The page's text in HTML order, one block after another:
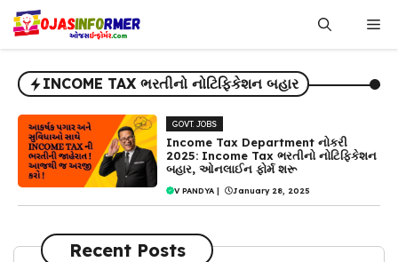
Skip
content
INCOME TAX ભરતીનો નોટિફિકેશન બહાર
GOVT. JOBS
Income Tax Department નોકરી
2025: Income Tax ભરતીનો નોટિફિકેશન
બહાર, ઓનલાઈન ફોર્મ શરૂ
V PANDYA | January 28, 2025
Recent Posts